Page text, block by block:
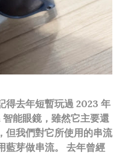
得去年短暫玩過 2023 年
能眼鏡，雖然它主要還
但我們對它所使用的串流
藍芽做串流。 去年曾經